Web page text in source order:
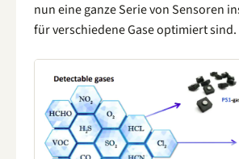
nun eine ganze Serie von Sensoren
für verschiedene Gase optimiert sind.